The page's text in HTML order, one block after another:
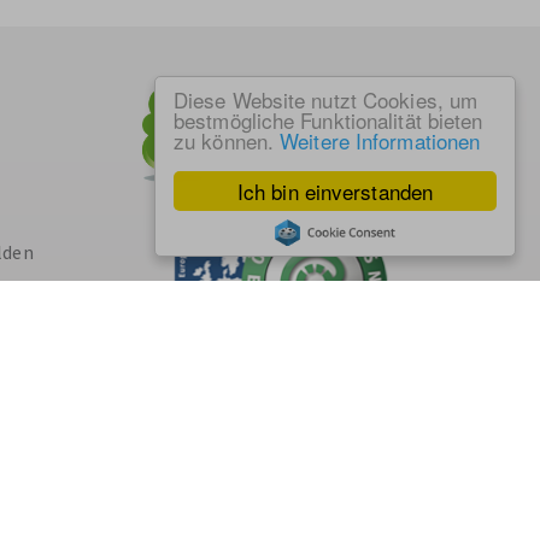
Ich bin einverstanden
Diese Website nutzt Cookies, um
bestmögliche Funktionalität bieten
zu können.Weitere Informationen